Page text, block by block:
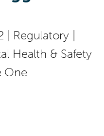
Italiano(press
page
language)
Regulatory|
Health & Safety
One